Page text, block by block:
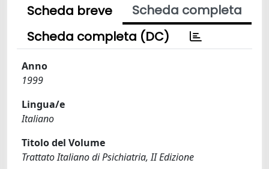
Scheda breve
Scheda completa
Scheda completa (DC)
Anno
1999
Lingua/e
Italiano
Titolo del Volume
Trattato Italiano di Psichiatria, II Edizione